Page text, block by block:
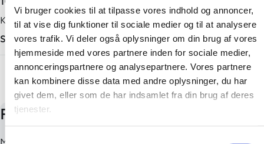
Vi bruger cookies til at tilpasse vores indhold og annoncer,
til at vise dig funktioner til sociale medier og til at analysere
vores trafik. Vi deler også oplysninger om din brug af vores
hjemmeside med vores partnere inden for sociale medier,
annonceringspartnere og analysepartnere. Vores partnere
kan kombinere disse data med andre oplysninger, du har
givet dem, eller som de har indsamlet fra din brug af deres
tjenester.
Samtykkevalg
Karosseri
SUV
Tilkoblingsvægt med bremser
750 kg
Tilkoblingsvægt uden bremser
550 kg
+ Vis flere